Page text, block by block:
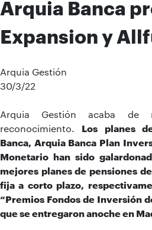
Arquia Banca
Expansion y
Arquia Gestión
30/3/22
Arquia Gestión acaba de
reconocimiento. Los planes
Banca, Arquia Banca Plan
Monetario han sido
mejores planes de pensiones
fija a corto plazo,
“Premios Fondos de Inversión
que se entregaron anoche en